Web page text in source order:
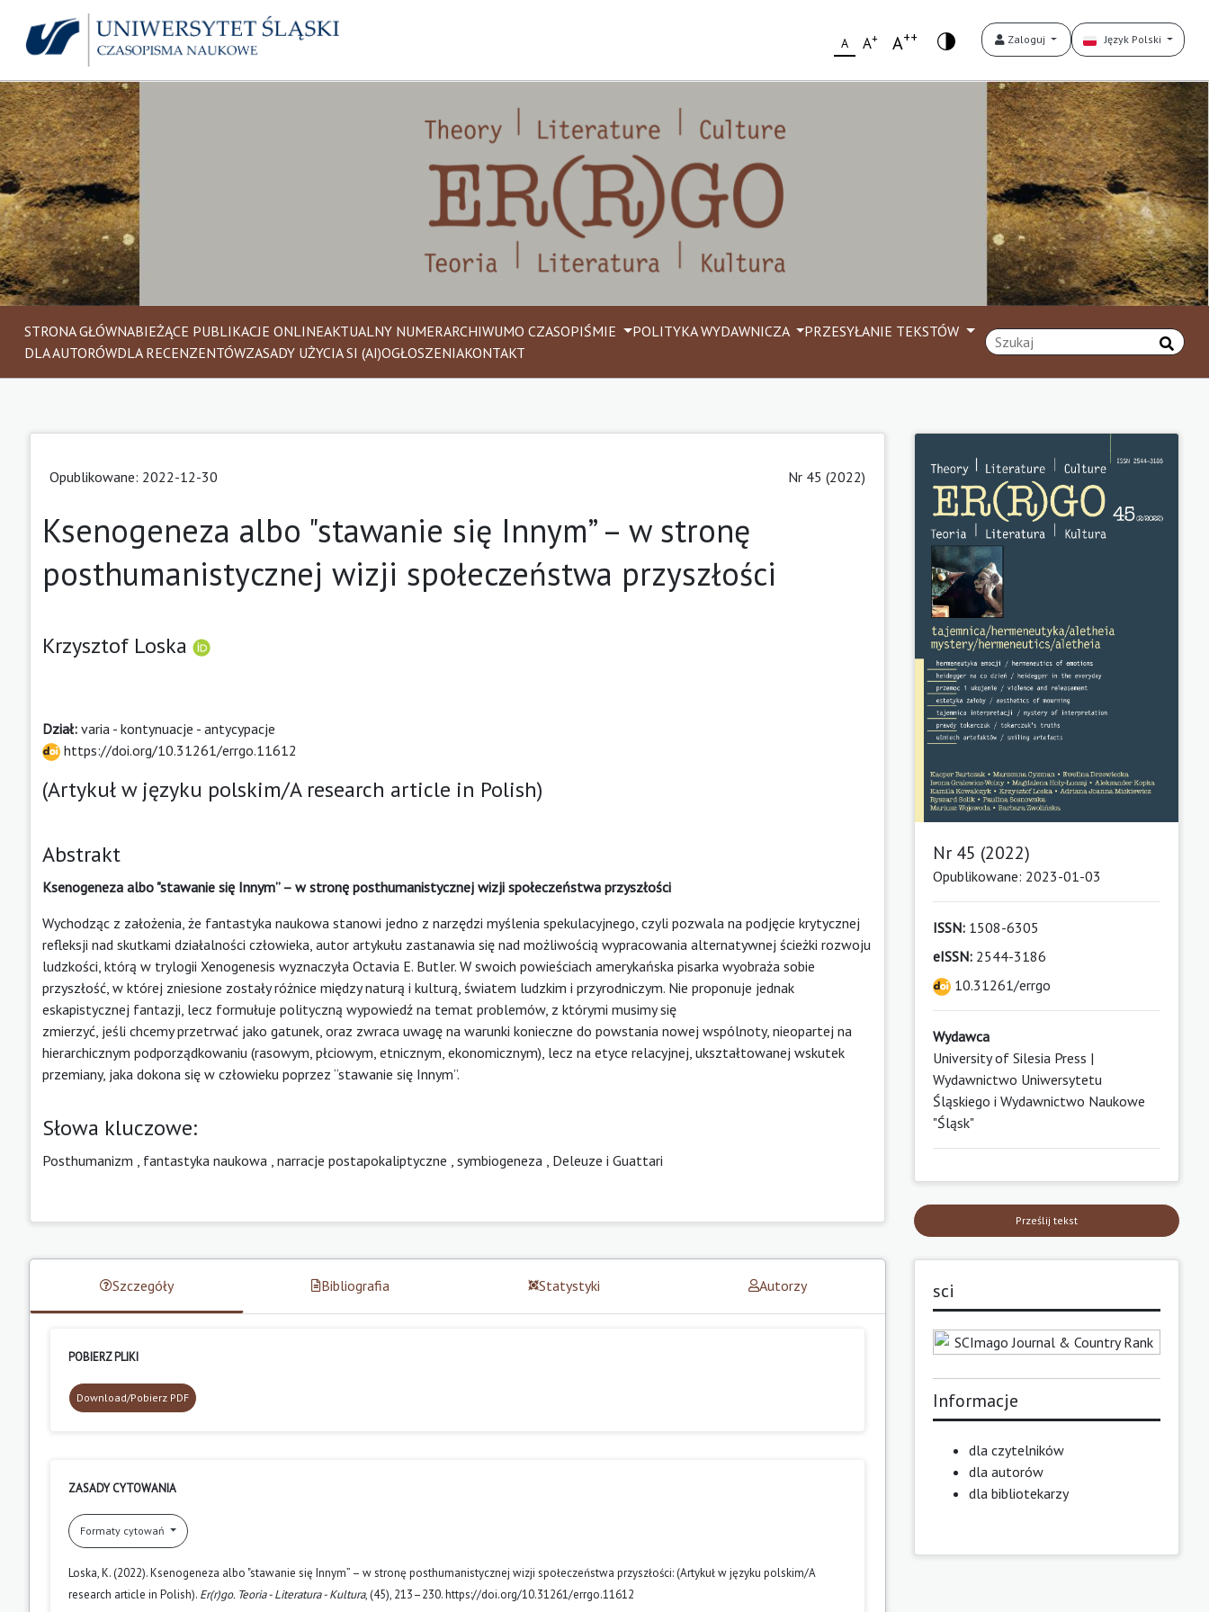
A A+ A++ Zaloguj Język Polski
STRONA GŁÓWNABIEŻĄCE PUBLIKACJE ONLINEAKTUALNY NUMERARCHIWUMO CZASOPIŚMIE POLITYKA WYDAWNICZA
PRZESYŁANIE TEKSTÓW
DLA AUTORÓWDLA RECENZENTÓWZASADY UŻYCIA SI (AI)OGŁOSZENIAKONTAKT
Opublikowane: 2022-12-30 Nr 45 (2022)
Ksenogeneza albo "stawanie się Innym” – w stronę
posthumanistycznej wizji społeczeństwa przyszłości
Krzysztof Loska
Dział: varia - kontynuacje - antycypacje
https://doi.org/10.31261/errgo.11612
(Artykuł w języku polskim/A research article in Polish)
Abstrakt
Ksenogeneza albo "stawanie się Innym” – w stronę posthumanistycznej wizji społeczeństwa przyszłości
Wychodząc z założenia, że fantastyka naukowa stanowi jedno z narzędzi myślenia spekulacyjnego, czyli pozwala na podjęcie krytycznej
refleksji nad skutkami działalności człowieka, autor artykułu zastanawia się nad możliwością wypracowania alternatywnej ścieżki rozwoju
ludzkości, którą w trylogii Xenogenesis wyznaczyła Octavia E. Butler. W swoich powieściach amerykańska pisarka wyobraża sobie
przyszłość, w której zniesione zostały różnice między naturą i kulturą, światem ludzkim i przyrodniczym. Nie proponuje jednak
eskapistycznej fantazji, lecz formułuje polityczną wypowiedź na temat problemów, z którymi musimy się
zmierzyć, jeśli chcemy przetrwać jako gatunek, oraz zwraca uwagę na warunki konieczne do powstania nowej wspólnoty, nieopartej na
hierarchicznym podporządkowaniu (rasowym, płciowym, etnicznym, ekonomicznym), lecz na etyce relacyjnej, ukształtowanej wskutek
przemiany, jaka dokona się w człowieku poprzez “stawanie się Innym”.
Słowa kluczowe:
Posthumanizm fantastyka naukowa narracje postapokaliptyczne symbiogeneza Deleuze i Guattari
Szczegóły Bibliografia Statystyki Autorzy
POBIERZ PLIKI
Download/Pobierz PDF
ZASADY CYTOWANIA
Formaty cytowań
Loska, K. (2022). Ksenogeneza albo "stawanie się Innym” – w stronę posthumanistycznej wizji społeczeństwa przyszłości: (Artykuł w języku polskim/A
research article in Polish). Er(r)go. Teoria - Literatura - Kultura, (45), 213–230. https://doi.org/10.31261/errgo.11612
Nr 45 (2022)
Opublikowane: 2023-01-03
ISSN:1508-6305
eISSN:2544-3186
10.31261/errgo
Wydawca
University of Silesia Press |
Wydawnictwo Uniwersytetu
Śląskiego i Wydawnictwo Naukowe
"Śląsk"
Prześlij tekst
sci
Informacje
dla czytelników
dla autorów
dla bibliotekarzy